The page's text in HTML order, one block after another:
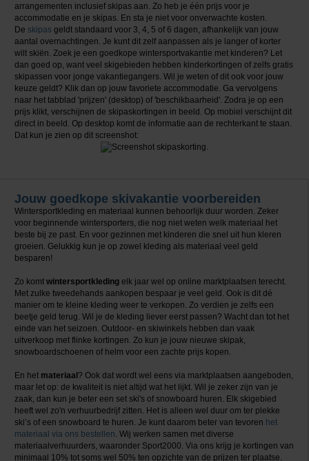
arrangementen inclusief skipas aan. Zo heb je één prijs voor je
accommodatie en je skipas. En sta je niet voor onverwachte kosten.
De skipas geldt standaard voor 3, 4, 5 of 6 dagen, afhankelijk van jouw
aantal overnachtingen. Je kunt dit zelf aanpassen als je langer of korter
wilt skiën. Zoek je een goedkope wintersportvakantie met kinderen? Let
dan goed op, want veel skigebieden hebben kinderkortingen of zelfs gratis
skipassen voor jonge vakantiegangers. Wil je weten of dit ook voor jouw
keuze geldt? Klik dan op jouw favoriete accommodatie. Ga vervolgens
naar het tabblad 'prijzen' (desktop) of 'beschikbaarheid'. Zodra je op een
prijs klikt, verschijnen de skipaskortingen in beeld. Op mobiel verschijnt dit
direct in beeld. Op desktop komt de informatie aan de rechterkant te staan.
Dat kun je zien op dit screenshot:
Jouw goedkope skivakantie voorbereiden
Wintersportkleding en materiaal kunnen behoorlijk duur worden. Zeker
voor beginnende wintersporters, die nog niet weten welk materiaal het
beste bij ze past. En voor gezinnen met kinderen die snel uit hun kleren
groeien. Gelukkig kun je op zowel kleding als materiaal veel geld
besparen!
Zo komt wintersportkleding elk jaar wel op online marktplaatsen terecht.
Met zulke tweedehands aankopen bespaar je veel geld. Ook is dit dé
manier om te kleine kleding weer te verkopen. Zo verdien je zelfs een
beetje geld terug. Wil je de kleding liever eerst passen? Wacht dan tot het
einde van het seizoen. Outdoor- en skiwinkels hebben dan vaak
uitverkoop met flinke kortingen. Zo kun je jouw nieuwe skipak,
snowboardschoenen of helm voor een zachte prijs kopen.
En het materiaal ? Ook dat wordt wel eens via marktplaatsen aangeboden,
maar let op: de kwaliteit is niet altijd wat het lijkt. Wil je zeker zijn van je
zaak, dan kun je beter een set ski's of snowboard huren. Elk skigebied
heeft wel zo'n verhuurbedrijf zitten. Het is alleen wel duur om ter plekke
ski’s of een snowboard te huren. Je kunt daarom beter van tevoren het
materiaal via ons bestellen. Wij werken samen met diverse
materiaalverhuurders, waaronder Sport2000. Via ons krijg je kortingen van
minimaal 10% tot soms wel 50% ten opzichte van de prijzen ter plaatse.